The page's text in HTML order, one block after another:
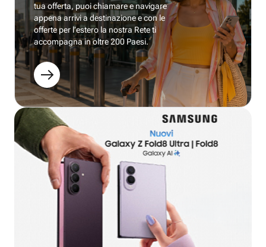
tua offerta, puoi chiamare e navigare
appena arrivi a destinazione e con le
offerte per l’estero la nostra Rete ti
accompagna in oltre 200 Paesi.